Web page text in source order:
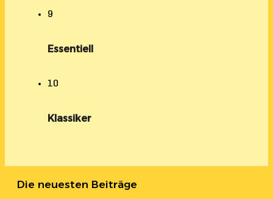
9
Essentiell
10
Klassiker
Die neuesten Beiträge